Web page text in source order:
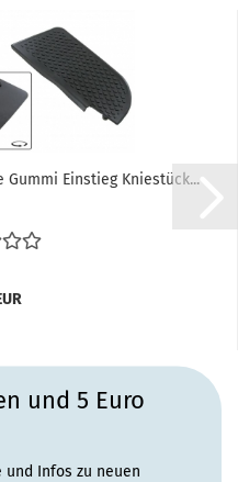
Einstieg Kniestück...
und 5 Euro
und Infos zu neuen